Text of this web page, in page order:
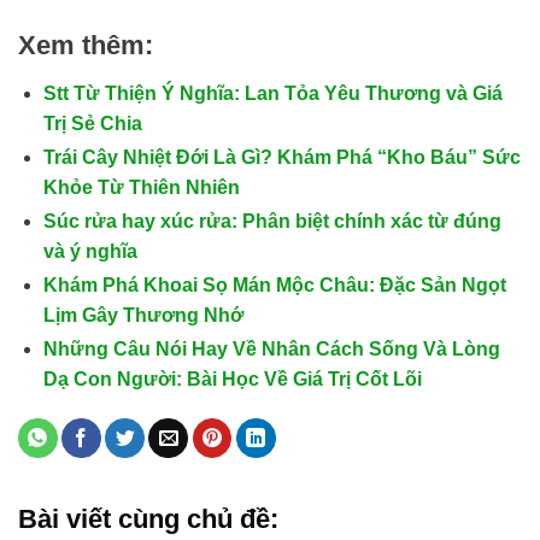
Xem thêm:
Stt Từ Thiện Ý Nghĩa: Lan Tỏa Yêu Thương và Giá
Trị Sẻ Chia
Trái Cây Nhiệt Đới Là Gì? Khám Phá “Kho Báu” Sức
Khỏe Từ Thiên Nhiên
Súc rửa hay xúc rửa: Phân biệt chính xác từ đúng
và ý nghĩa
Khám Phá Khoai Sọ Mán Mộc Châu: Đặc Sản Ngọt
Lịm Gây Thương Nhớ
Những Câu Nói Hay Về Nhân Cách Sống Và Lòng
Dạ Con Người: Bài Học Về Giá Trị Cốt Lõi
Bài viết cùng chủ đề: